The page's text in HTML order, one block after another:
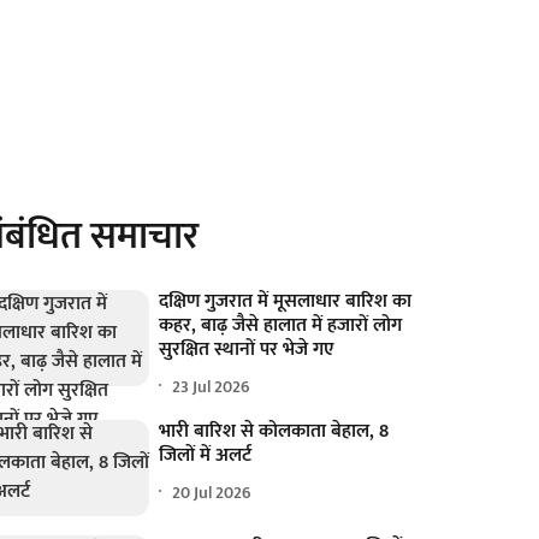
समाचार
दक्षिण गुजरात में मूसलाधार बारिश का
कहर, बाढ़ जैसे हालात में हजारों लोग
सुरक्षित स्थानों पर भेजे गए
23 Jul 2026
भारी बारिश से कोलकाता बेहाल, 8
जिलों में अलर्ट
20 Jul 2026